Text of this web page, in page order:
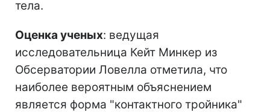
тела.
Оценка ученых: ведущая
исследовательница Кейт Минкер из
Обсерватории Ловелла отметила, что
наиболее вероятным объяснением
является форма "контактного тройника"